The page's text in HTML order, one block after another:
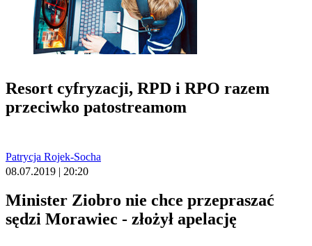
Resort cyfryzacji, RPD i RPO razem
przeciwko patostreamom
Patrycja Rojek-Socha
08.07.2019 | 20:20
Minister Ziobro nie chce przepraszać
sędzi Morawiec - złożył apelację